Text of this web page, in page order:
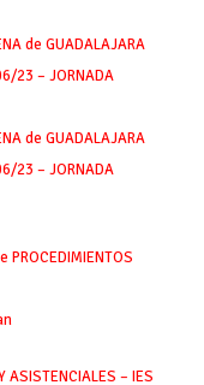
de GUADALAJARA
23 – JORNADA
de GUADALAJARA
23 – JORNADA
ASISTENCIALES – IES